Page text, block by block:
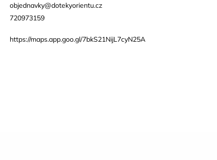
objednavky@dotekyorientu.cz
720973159
https://maps.app.goo.gl/7bkS21NijL7cyN25A